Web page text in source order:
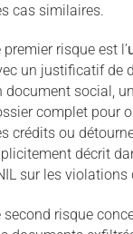
cas similaires.
premier risque est l’
un justificatif de
document social,
complet pour
crédits ou
décrit
sur les violations
second risque